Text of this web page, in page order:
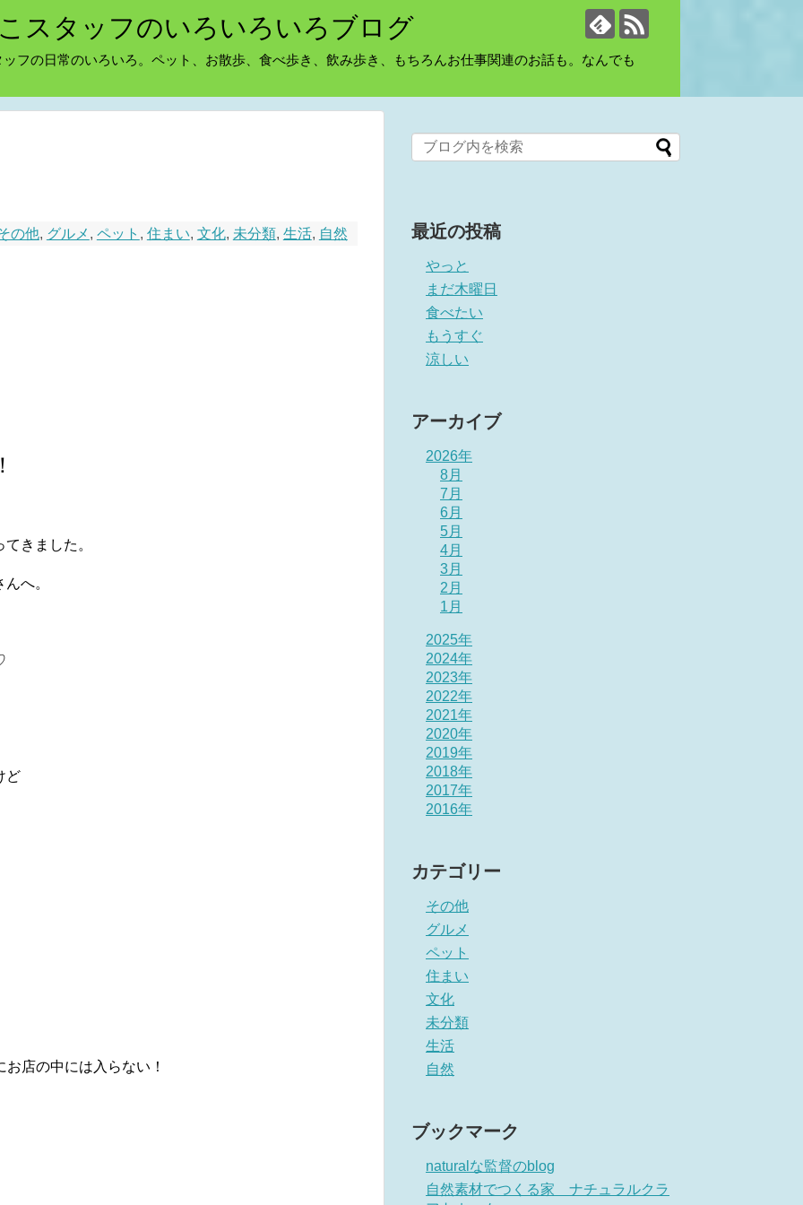
スタッフのいろいろいろブログ
フの日常のいろいろ。ペット、お散歩、食べ歩き、飲み歩き、もちろんお仕事関連のお話も。なんでも
の他, グルメ , ペット , 住まい, 文化, 未分類, 生活, 自然
きました。
へ。
ど
店の中には入らない！
最近の投稿
やっと
まだ木曜日
食べたい
もうすぐ
涼しい
アーカイブ
2026年
8月
7月
6月
5月
4月
3月
2月
1月
2025年
2024年
2023年
2022年
2021年
2020年
2019年
2018年
2017年
2016年
カテゴリー
その他
グルメ
ペット
住まい
文化
未分類
生活
自然
ブックマーク
naturalな監督のblog
自然素材でつくる家 ナチュラルクラ